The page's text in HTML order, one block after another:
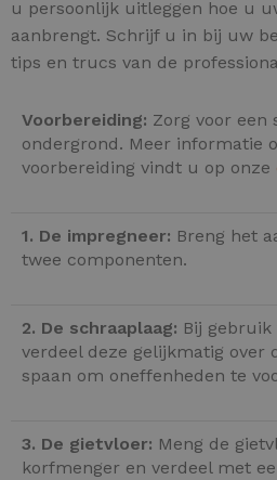
u persoonlijk uitleggen hoe u
aanbrengt. Schrijf u in bij uw
tips en trucs van de
Voorbereiding: Zorg voor een
ondergrond. Meer informatie
voorbereiding vindt u op onze
1. De impregneer: Breng het
twee componenten.
2. De schraaplaag: Bij gebruik
verdeel deze gelijkmatig over
spaan om oneffenheden te
3. De gietvloer: Meng de
korfmenger en verdeel met